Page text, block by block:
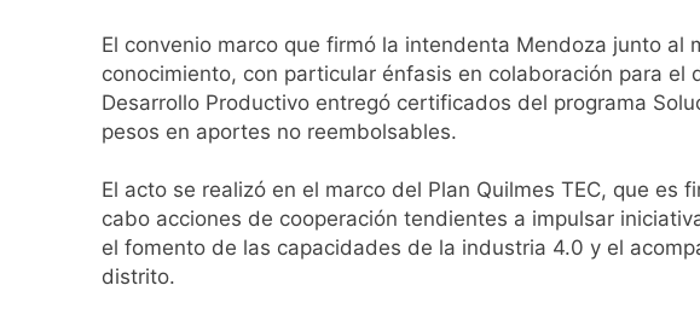
La Línea 148 pasó a ser operada
2 Días Atrás
El convenio marco que firmó la intendenta Mendoza junto
conocimiento, con particular énfasis en colaboración para
Desarrollo Productivo entregó certificados del programa
pesos en aportes no reembolsables.
El acto se realizó en el marco del Plan Quilmes TEC, que
cabo acciones de cooperación tendientes a impulsar
el fomento de las capacidades de la industria 4.0 y el
distrito.